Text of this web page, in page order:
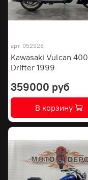
арт. 052928
Kawasaki Vulcan 400
Drifter 1999
359000 руб
В корзину